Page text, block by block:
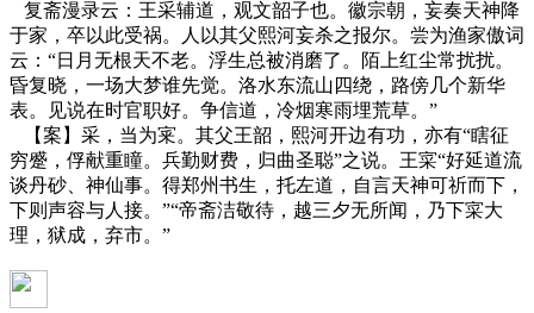
复斋漫录云：王采辅道，观文韶子也。徽宗朝，妄奏天神降
于家，卒以此受祸。人以其父熙河妄杀之报尔。尝为渔家傲词
云：“日月无根天不老。浮生总被消磨了。陌上红尘常扰扰。
昏复晓，一场大梦谁先觉。洛水东流山四绕，路傍几个新华
表。见说在时官职好。争信道，冷烟寒雨埋荒草。”
【案】采，当为宷。其父王韶，熙河开边有功，亦有“瞎征
穷蹙，俘献重瞳。兵勤财费，归曲圣聪”之说。王寀“好延道流
谈丹砂、神仙事。得郑州书生，托左道，自言天神可祈而下，
下则声容与人接。”“帝斋洁敬待，越三夕无所闻，乃下寀大
理，狱成，弃市。”